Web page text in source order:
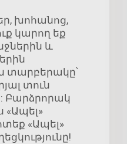
խոհանոց,
կարող եք
և
տուն
Բարձրորակ
«Ապել»
«Ապել»